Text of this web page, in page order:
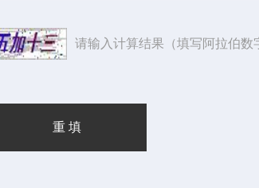
请输入计算结果（填写阿拉伯数